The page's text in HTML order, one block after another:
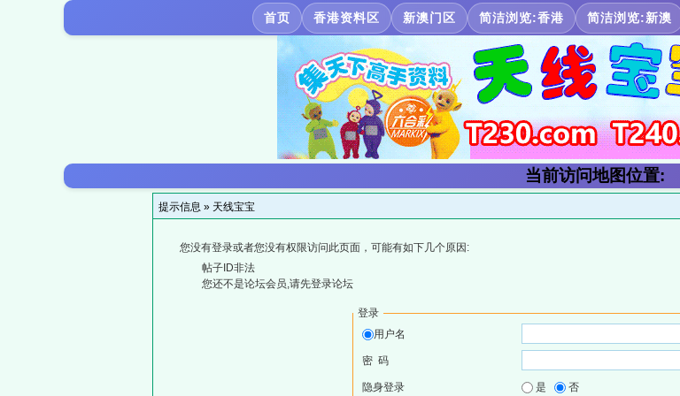
首页 香港资料区 新澳门区 简洁浏览:香港 简洁浏览:新澳
当前访问地图位置:
提示信息 » 天线宝宝
您没有登录或者您没有权限访问此页面，可能有如下几个原因:
帖子ID非法
您还不是论坛会员,请先登录论坛
登录
用户名
密 码
隐身登录 是 否